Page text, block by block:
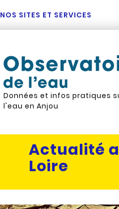
NOS SITES ET SERVICES
Données et infos pratiques
l'eau en Anjou
Actualité
Loire